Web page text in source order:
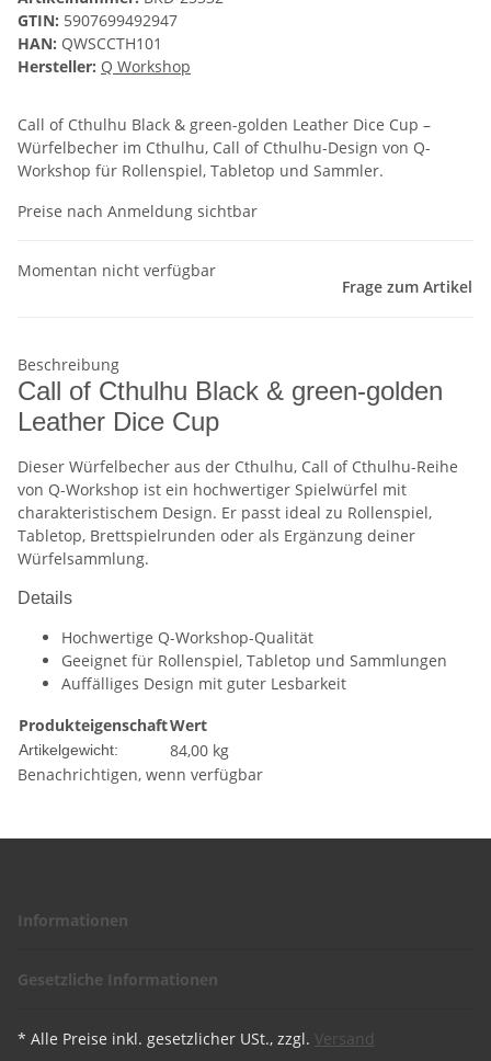
GTIN: 5907699492947
HAN: QWSCCTH101
Hersteller: Q Workshop
Call of Cthulhu Black & green-golden Leather Dice Cup –
Würfelbecher im Cthulhu, Call of Cthulhu-Design von Q-
Workshop für Rollenspiel, Tabletop und Sammler.
Preise nach Anmeldung sichtbar
Momentan nicht verfügbar
Frage zum Artikel
Beschreibung
Call of Cthulhu Black & green-golden
Leather Dice Cup
Dieser Würfelbecher aus der Cthulhu, Call of Cthulhu-Reihe
von Q-Workshop ist ein hochwertiger Spielwürfel mit
charakteristischem Design. Er passt ideal zu Rollenspiel,
Tabletop, Brettspielrunden oder als Ergänzung deiner
Würfelsammlung.
Details
Hochwertige Q-Workshop-Qualität
Geeignet für Rollenspiel, Tabletop und Sammlungen
Auffälliges Design mit guter Lesbarkeit
ProdukteigenschaftWert
Artikelgewicht: 84,00 kg
Benachrichtigen, wenn verfügbar
Informationen
Gesetzliche Informationen
* Alle Preise inkl. gesetzlicher USt., zzgl. Versand